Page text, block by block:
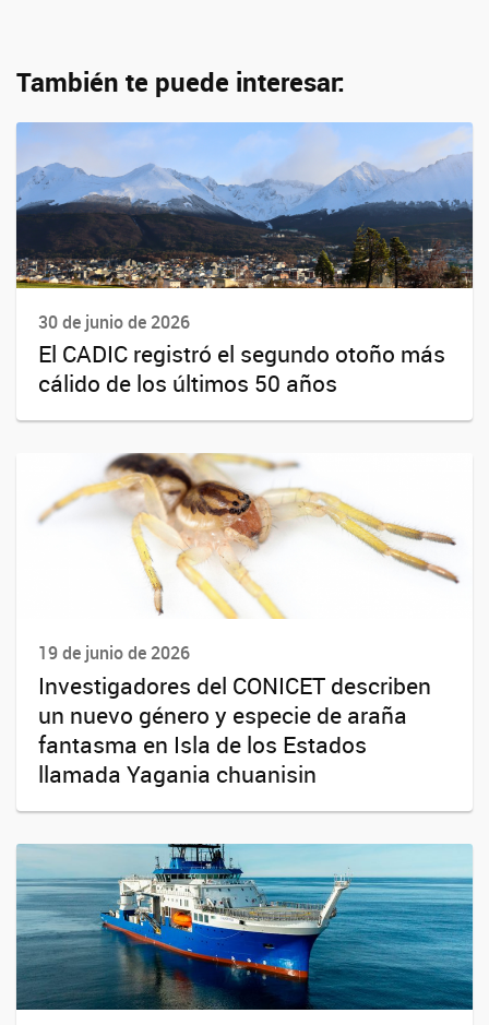
También te puede interesar:
30 de junio de 2026
El CADIC registró el segundo otoño más
cálido de los últimos 50 años
19 de junio de 2026
Investigadores del CONICET describen
un nuevo género y especie de araña
fantasma en Isla de los Estados
llamada Yagania chuanisin